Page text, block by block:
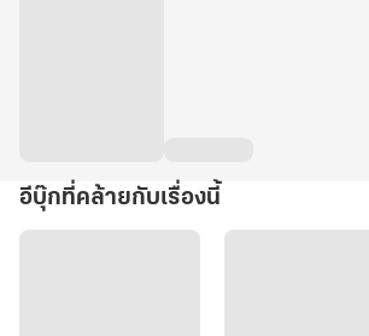
อีบุ๊กที่คล้ายกับเรื่องนี้